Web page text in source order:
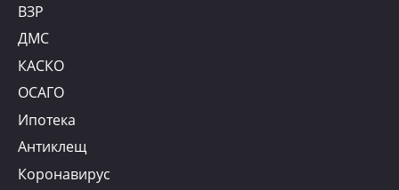
ВЗР
ДМС
КАСКО
ОСАГО
Ипотека
Антиклещ
Коронавирус